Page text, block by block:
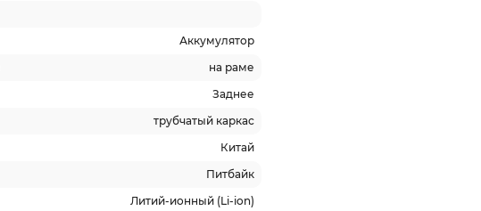
Аккумулятор
на раме
Заднее
трубчатый каркас
Китай
Питбайк
Литий-ионный (Li-ion)